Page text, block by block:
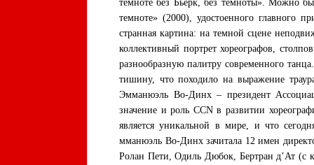
темноте без Бьёрк, без темноты». Можно
темноте» (2000), удостоенного главного
странная картина: на темной сцене
коллективный портрет хореографов,
разнообразную палитру современного
тишину, что походило на выражение
Эмманюэль Во-Динх – президент
значение и роль CCN в развитии
является уникальной в мире, и что
мманюэль Во-Динх зачитала 12 имен
Ролан Пети, Одиль Дюбок, Бертран д’Ат (с